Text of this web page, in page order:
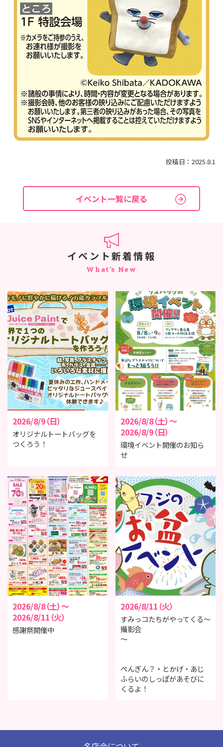
投稿日：2025.8.1
イベント一覧に戻る
イベント新着情報
What's New
2026/8/9（日）
オリジナルトートバッグを
つくろう！
2026/8/8（土）～
2026/8/9（日）
環境イベント開催のお知ら
せ
2026/8/8（土）～
2026/8/11（火）
感謝祭開催中
2026/8/11（火）
すみっコたちがやってくる～
撮影会
～
ぺんぎん？・とかげ・あじ
ふらいのしっぽがあそびに
くるよ！